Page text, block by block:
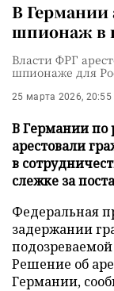
В Германии
шпионаж в
Власти ФРГ
шпионаже для
25 марта 2026, 20:55
В Германии по
арестовали
в
слежке за
Федеральная
задержании
Решение об
Германии,